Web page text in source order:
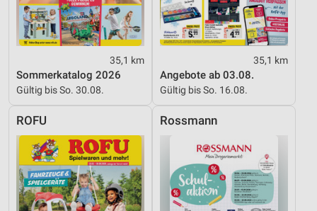
35,1 km
Sommerkatalog 2026
Gültig bis So. 30.08.
35,1 km
Angebote ab 03.08.
Gültig bis So. 16.08.
ROFU Rossmann
Funktional
Werbung